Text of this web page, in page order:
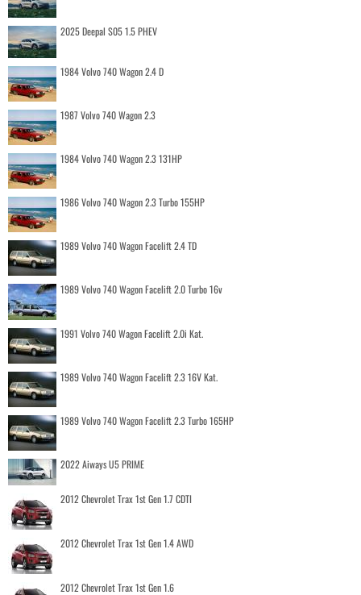
2025 Deepal S05 1.5 PHEV
1984 Volvo 740 Wagon 2.4 D
1987 Volvo 740 Wagon 2.3
1984 Volvo 740 Wagon 2.3 131HP
1986 Volvo 740 Wagon 2.3 Turbo 155HP
1989 Volvo 740 Wagon Facelift 2.4 TD
1989 Volvo 740 Wagon Facelift 2.0 Turbo 16v
1991 Volvo 740 Wagon Facelift 2.0i Kat.
1989 Volvo 740 Wagon Facelift 2.3 16V Kat.
1989 Volvo 740 Wagon Facelift 2.3 Turbo 165HP
2022 Aiways U5 PRIME
2012 Chevrolet Trax 1st Gen 1.7 CDTI
2012 Chevrolet Trax 1st Gen 1.4 AWD
2012 Chevrolet Trax 1st Gen 1.6